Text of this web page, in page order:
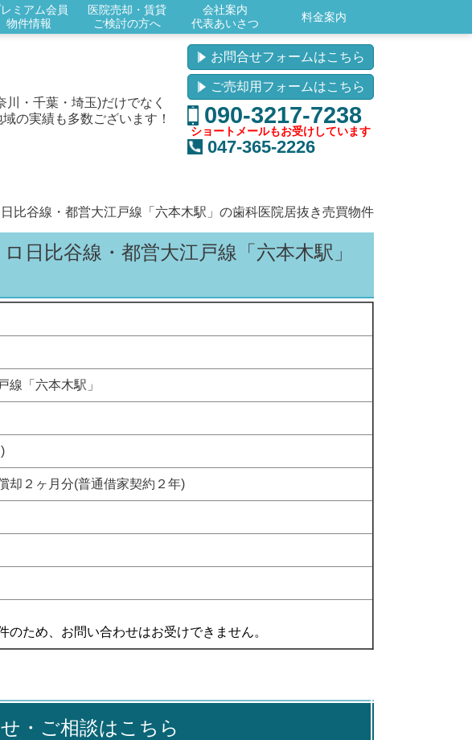
ミアム会員
物件情報
医院売却・賃貸
ご検討の方へ
会社案内
代表あいさつ
料金案内
川・千葉・埼玉)だけでなく
の実績も多数ございます！
お問合せフォームはこちら
ご売却用フォームはこちら
090-3217-7238
ショートメールもお受けしています
047-365-2226
比谷線・都営大江戸線「六本木駅」の歯科医院居抜き売買物件
日比谷線・都営大江戸線「六本木駅」
線「六本木駅」
却２ヶ月分(普通借家契約２年)
のため、お問い合わせはお受けできません。
・ご相談はこちら